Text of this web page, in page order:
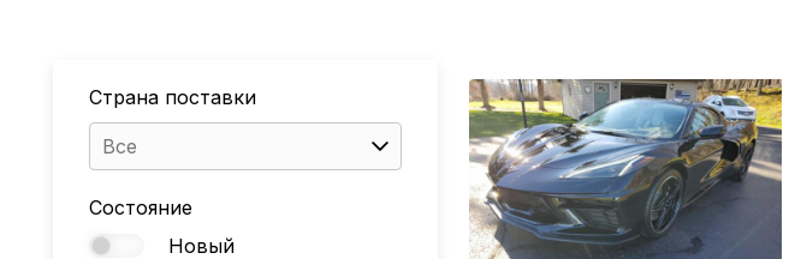
Страна поставки
Все
Состояние
Новый